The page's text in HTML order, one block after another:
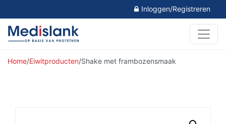
Inloggen/Registreren
Home/Eiwitproducten/Shake met frambozensmaak